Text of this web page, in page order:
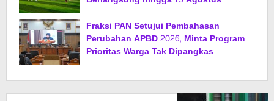
Fraksi PAN Setujui Pembahasan
Perubahan APBD 2026, Minta Program
Prioritas Warga Tak Dipangkas